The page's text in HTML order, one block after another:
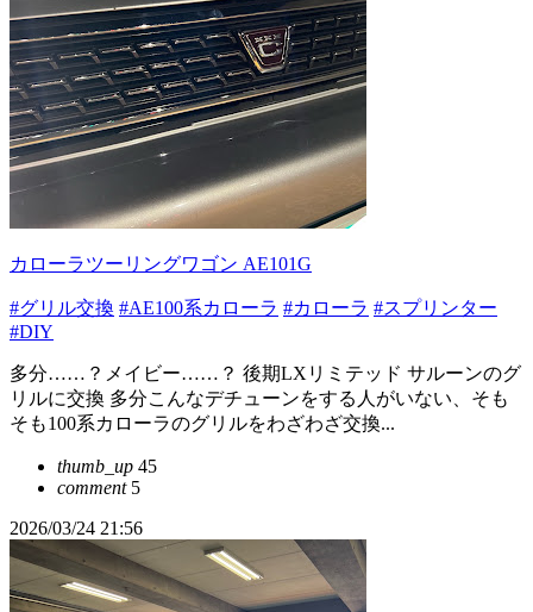
カローラツーリングワゴン AE101G
#グリル交換 #AE100系カローラ #カローラ #スプリンター
#DIY
多分……？メイビー……？ 後期LXリミテッド サルーンのグ
リルに交換 多分こんなデチューンをする人がいない、そも
そも100系カローラのグリルをわざわざ交換...
thumb_up 45
comment5
2026/03/24 21:56